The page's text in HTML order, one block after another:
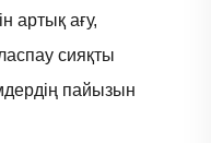
артық ағу,
сияқты
пайызын